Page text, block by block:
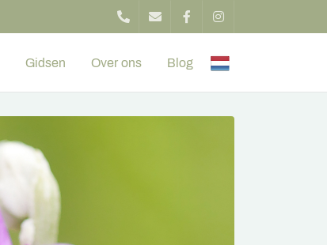
Gidsen Over ons Blog